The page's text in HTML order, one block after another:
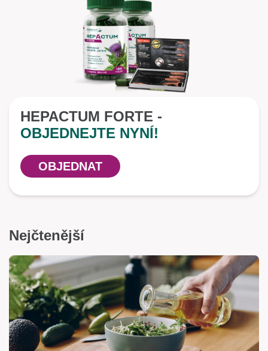
HEPACTUM FORTE -
OBJEDNEJTE NYNÍ!
OBJEDNAT
Nejčtenější